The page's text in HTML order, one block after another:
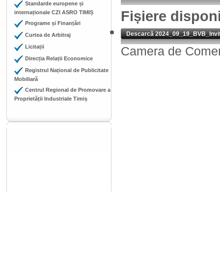
Standarde europene și
internaționale CZI ASRO TIMIȘ
Programe și Finanțări
Curtea de Arbitraj
Licitații
Direcția Relații Economice
Registrul Național de Publicitate
Mobiliară
Centrul Regional de Promovare a
Proprietății Industriale Timiș
Fișiere
Descarcă
Camera de